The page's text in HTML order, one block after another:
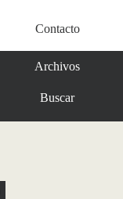
Contacto
Archivos
Buscar